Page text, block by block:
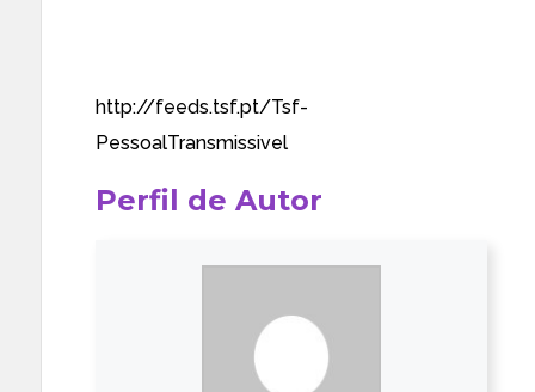
http://feeds.tsf.pt/Tsf-
PessoalTransmissivel
Perfil de Autor